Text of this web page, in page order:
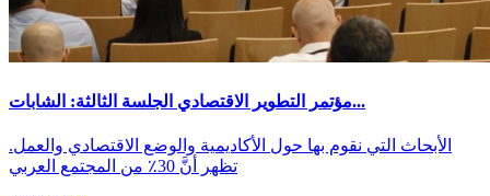
مؤتمر التطوير الاقتصادي الجلسة الثالثة: الشابات...
الأبحاث التي نقوم بها حول الأكاديمية والوضع الاقتصادي والعمل.
تظهر أنَّ 30٪ من المجتمع العربي